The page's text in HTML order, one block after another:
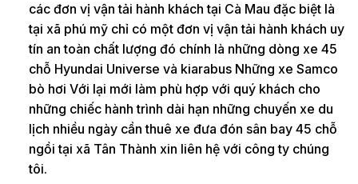
các đơn vị vận tải hành khách tại Cà Mau đặc biệt là
tại xã phú mỹ chỉ có một đơn vị vận tải hành khách uy
tín an toàn chất lượng đó chính là những dòng xe 45
chỗ Hyundai Universe và kiarabus Những xe Samco
bò hơi Với lại mới làm phù hợp với quý khách cho
những chiếc hành trình dài hạn những chuyến xe du
lịch nhiều ngày cần thuê xe đưa đón sân bay 45 chỗ
ngồi tại xã Tân Thành xin liên hệ với công ty chúng
tôi.